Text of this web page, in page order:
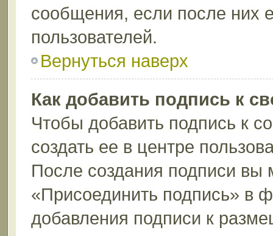
сообщения, если после них
пользователей.
Вернуться наверх
Как добавить подпись к
Чтобы добавить подпись к
создать ее в центре
После создания подписи вы
«Присоединить подпись» в
добавления подписи к